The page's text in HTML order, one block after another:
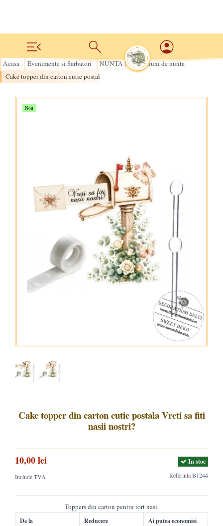
Acasa Evenimente si Sarbatori NUNTA | Decoratiuni de nunta
Cake topper din carton cutie postala Vreti sa fiti nasii nostri?
Nou
Cake topper din carton cutie postala Vreti sa fiti
nasii nostri?
ReferintaB1244
In stoc
10,00 lei
Include TVA
Toppers din carton pentru tort nasi.
De la Reducere Ai putea economisi